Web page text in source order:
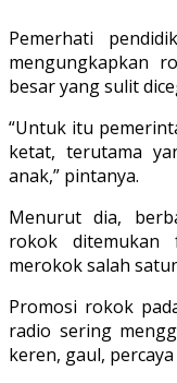
Pemerhati
mengungkapkan
besar yang sulit
“Untuk itu
ketat, terutama
anak,” pintanya.
Menurut dia,
rokok ditemukan
merokok salah
Promosi rokok
radio sering
keren, gaul,